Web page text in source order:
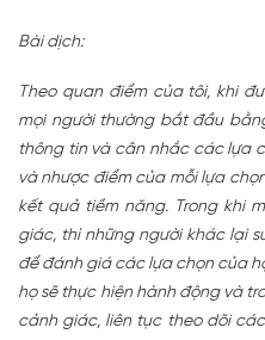
Bài dịch:
Theo quan điểm của tôi, khi
mọi người thường bắt đầu
thông tin và cân nhắc các lựa
và nhược điểm của mỗi lựa
kết quả tiềm năng. Trong khi
giác, thì những người khác lại
để đánh giá các lựa chọn của
họ sẽ thực hiện hành động và
cảnh giác, liên tục theo dõi